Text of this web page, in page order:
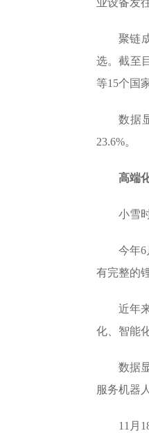
业设备发
聚链
选。截至
等15个国
数据
23.6%。
高端
小雪
今年
有完整的
近年
化、智能
数据
服务机器
11月